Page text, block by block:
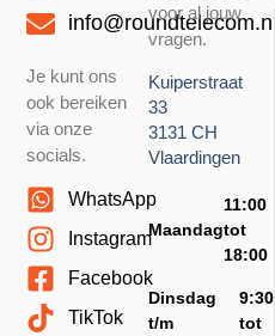
info@roundtelecom.nl
Je kunt ons
ook bereiken
via onze
socials.
WhatsApp
Instagram
Facebook
TikTok
voor al jouw
vragen.
Kuiperstraat
33
3131 CH
Vlaardingen
Maandag
11:00
tot
18:00
Dinsdag
t/m
9:30
tot